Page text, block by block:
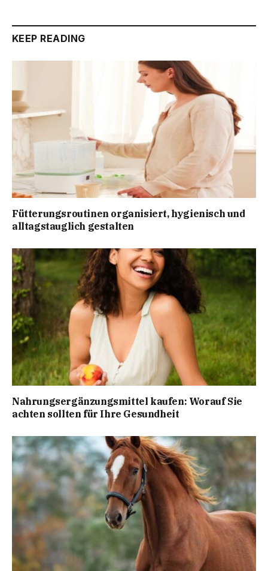
KEEP READING
Fütterungsroutinen organisiert, hygienisch und
alltagstauglich gestalten
Nahrungsergänzungsmittel kaufen: Worauf Sie
achten sollten für Ihre Gesundheit